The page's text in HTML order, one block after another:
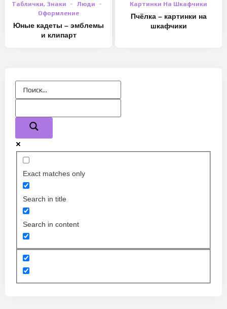
Таблички, Знаки
Люди
Оформление
Юные кадеты – эмблемы
и клипарт
Картинки На Шкафчики
Пчёлка – картинки на
шкафчики
Exact matches only
Search in title
Search in content